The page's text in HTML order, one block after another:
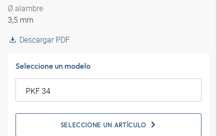
Ø alambre
3,5 mm
Descargar PDF
Seleccione un modelo
SELECCIONE UN ARTÍCULO